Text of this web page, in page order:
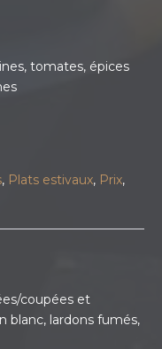
tomates, épices
, Plats estivaux, Prix,
coupées et
blanc, lardons fumés,